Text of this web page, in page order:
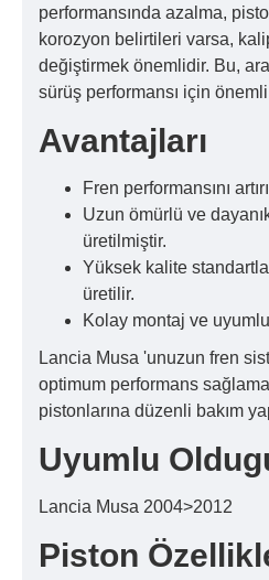
performansında azalma,
korozyon belirtileri varsa,
değiştirmek önemlidir. Bu,
sürüş performansı için önemli
Avantajları
Fren performansını
Uzun ömürlü ve
üretilmiştir.
Yüksek kalite
üretilir.
Kolay montaj ve uyumlu
Lancia Musa 'unuzun fren
optimum performans
pistonlarına düzenli bakım
Uyumlu
Lancia Musa 2004>2012
Piston